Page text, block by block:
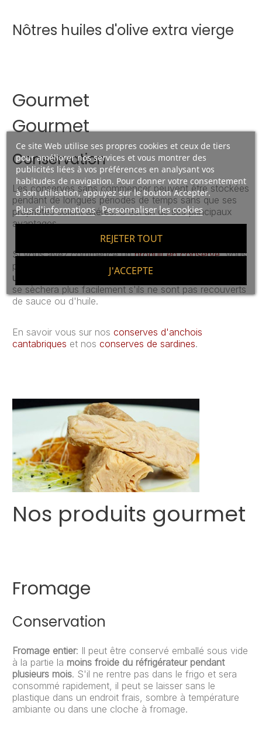
Ce site Web utilise ses propres cookies et ceux de tiers
pour améliorer nos services et vous montrer des
publicités liées à vos préférences en analysant vos
habitudes de navigation. Pour donner votre consentement
à son utilisation, appuyez sur le bouton Accepter.
Plus d'informations Personnaliser les cookies
REJETER TOUT
J'ACCEPTE
Nôtres huiles d'olive extra vierge
Gourmet
Gourmet
Conservation
Les conserves sans commencer peuvent être stockées
pendant de longues périodes de temps sans que ses
propriétés soient altérés. C'est un de ses principaux
avantages.
Si vous avez commencé unproduit en conserve, vous
pouvez le conserver au frigodans un pot en verre ou
un tupper
. S'ils sont stockés dans la boîte original, ils
se sèchera plus facilement s'ils ne sont pas recouverts
de sauce ou d'huile.
En savoir vous sur nos conserves d'anchois
cantabriques et nos conserves de sardines.
Nos produits gourmet
Fromage
Conservation
Fromage entier: Il peut être conservé emballé sous vide
à la partie la moins froide du réfrigérateur pendant
plusieurs mois. S'il ne rentre pas dans le frigo et sera
consommé rapidement, il peut se laisser sans le
plastique dans un endroit frais, sombre à température
ambiante ou dans une cloche à fromage.